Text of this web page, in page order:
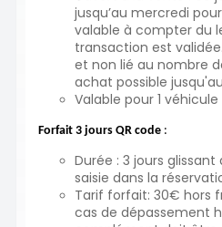
jusqu’au mercredi
valable à compter du
transaction est
et non lié au nombre
achat possible
Valable pour 1 véhicule
Forfait 3 jours QR code :
Durée : 3 jours
saisie dans la
Tarif forfait: 30€ hors
cas de dépassement